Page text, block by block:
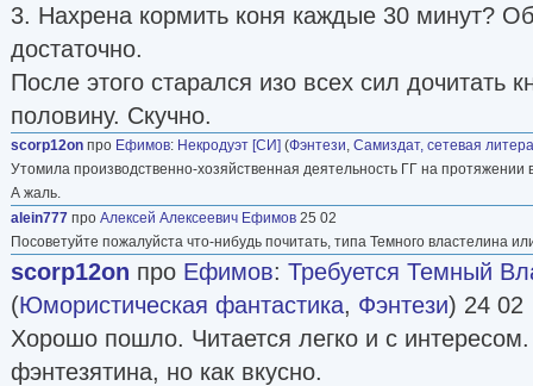
3. Нахрена кормить коня каждые 30 минут?
достаточно.
После этого старался изо всех сил дочитать
половину. Скучно.
scorp12on про Ефимов: Некродуэт [СИ] (Фэнтези, Самиздат, сетевая
Утомила производственно-хозяйственная деятельность ГГ на протяжении
А жаль.
alein777 про Алексей Алексеевич Ефимов 25 02
Посоветуйте пожалуйста что-нибудь почитать, типа Темного властелина
scorp12on про Ефимов: Требуется Темный
(Юмористическая фантастика, Фэнтези) 24 02
Хорошо пошло. Читается легко и с
фэнтезятина, но как вкусно.